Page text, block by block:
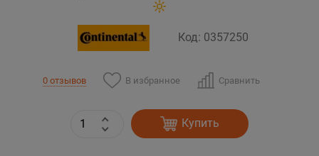
Код: 0357250
0 отзывов В избранное Сравнить
Купить